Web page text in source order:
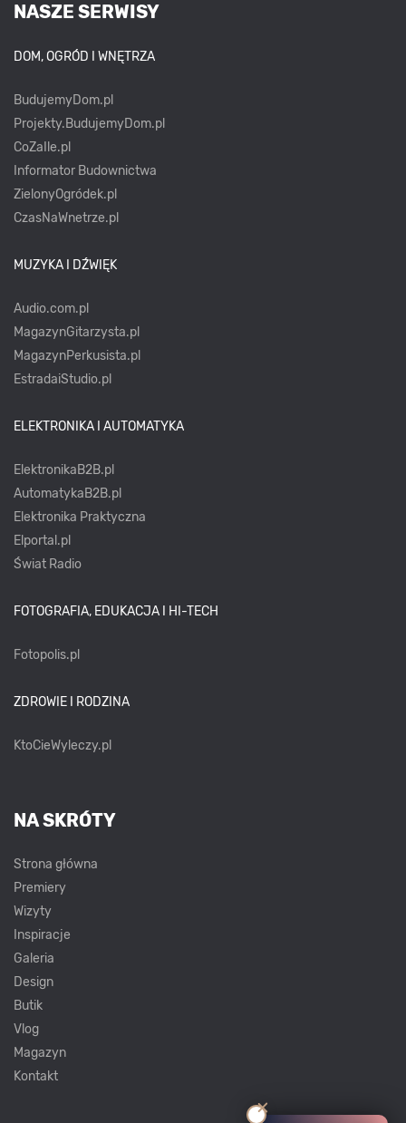
NASZE SERWISY
DOM, OGRÓD I WNĘTRZA
BudujemyDom.pl
Projekty.BudujemyDom.pl
CoZaIle.pl
Informator Budownictwa
ZielonyOgródek.pl
CzasNaWnetrze.pl
MUZYKA I DŹWIĘK
Audio.com.pl
MagazynGitarzysta.pl
MagazynPerkusista.pl
EstradaiStudio.pl
ELEKTRONIKA I AUTOMATYKA
ElektronikaB2B.pl
AutomatykaB2B.pl
Elektronika Praktyczna
Elportal.pl
Świat Radio
FOTOGRAFIA, EDUKACJA I HI-TECH
Fotopolis.pl
ZDROWIE I RODZINA
KtoCieWyleczy.pl
NA SKRÓTY
Strona główna
Premiery
Wizyty
Inspiracje
Galeria
Design
Butik
Vlog
Magazyn
Kontakt